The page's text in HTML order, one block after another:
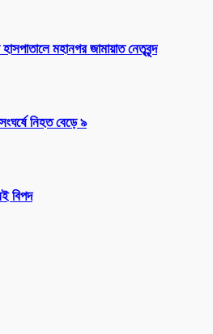
মহানগর জামায়াত নেতৃবৃন্দ
নিহত বেড়ে ৯
বিপদ